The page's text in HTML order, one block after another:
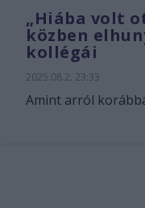
„Hiába volt
közben
kollégái
2025.08.2. 23:33
Amint arról